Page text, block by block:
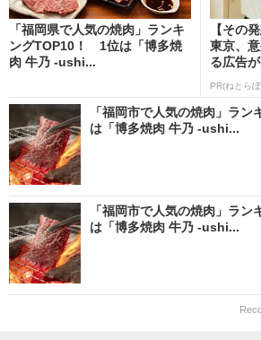
「福岡県で人気の焼肉」ランキ
ングTOP10！ 1位は「博多焼
肉 牛乃 -ushi...
【その
東京、
る広告が
PR(ねとら
「福岡市で人気の焼肉」ラ
は「博多焼肉 牛乃 -ushi...
「福岡市で人気の焼肉」ラ
は「博多焼肉 牛乃 -ushi...